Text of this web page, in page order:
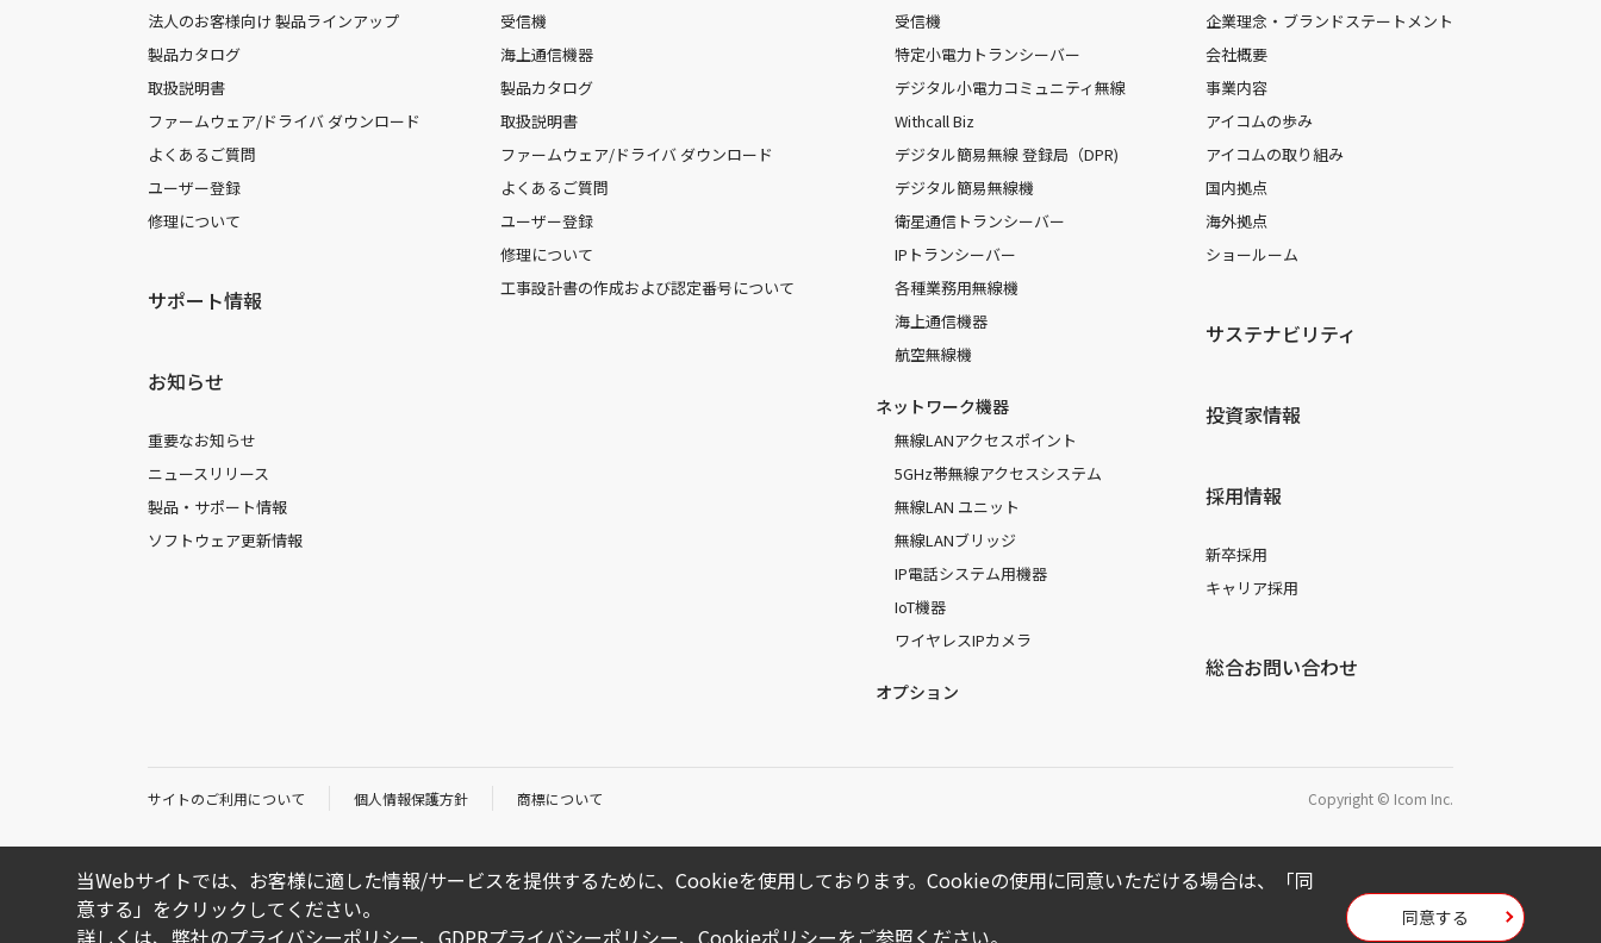
法人のお客様向け 製品ラインアップ
製品カタログ
取扱説明書
ファームウェア/ドライバ ダウンロード
よくあるご質問
ユーザー登録
修理について
サポート情報
お知らせ
重要なお知らせ
ニュースリリース
製品・サポート情報
ソフトウェア更新情報
受信機
海上通信機器
製品カタログ
取扱説明書
ファームウェア/ドライバ ダウンロード
よくあるご質問
ユーザー登録
修理について
工事設計書の作成および認定番号について
受信機
特定小電力トランシーバー
デジタル小電力コミュニティ無線
Withcall Biz
デジタル簡易無線 登録局（DPR)
デジタル簡易無線機
衛星通信トランシーバー
IPトランシーバー
各種業務用無線機
海上通信機器
航空無線機
ネットワーク機器
無線LANアクセスポイント
5GHz帯無線アクセスシステム
無線LAN ユニット
無線LANブリッジ
IP電話システム用機器
IoT機器
ワイヤレスIPカメラ
オプション
企業理念・ブランドステートメント
会社概要
事業内容
アイコムの歩み
アイコムの取り組み
国内拠点
海外拠点
ショールーム
サステナビリティ
投資家情報
採用情報
新卒採用
キャリア採用
総合お問い合わせ
サイトのご利用について 個人情報保護方針 商標について Copyright © Icom Inc.
当Webサイトでは、お客様に適した情報/サービスを提供するために、Cookieを使用しております。Cookieの使用に同意いただける場合は、「同
意する」をクリックしてください。
詳しくは、弊社のプライバシーポリシー、 GDPRプライバシーポリシー、 Cookieポリシーをご参照ください。
同意する